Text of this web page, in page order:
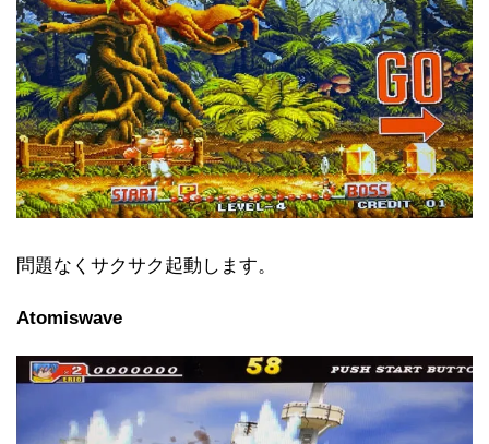
問題なくサクサク起動します。
Atomiswave